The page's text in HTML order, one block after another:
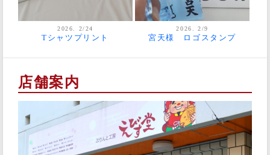
2026. 2/24
Tシャツプリント
2026. 2/9
宮天様 ロゴスタンプ
店舗案内